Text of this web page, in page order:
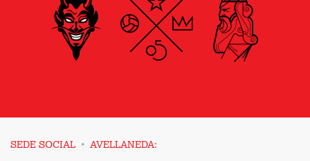
SEDE SOCIAL · AVELLANEDA: